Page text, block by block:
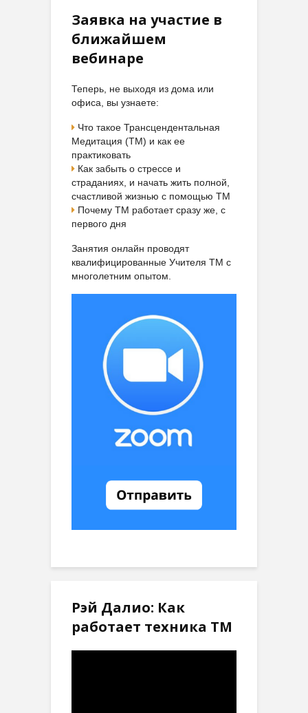
Заявка на участие в
ближайшем
вебинаре
Теперь, не выходя из дома или
офиса, вы узнаете:
Что такое Трансцендентальная
Медитация (ТМ) и как ее
практиковать
Как забыть о стрессе и
страданиях, и начать жить полной,
счастливой жизнью с помощью ТМ
Почему ТМ работает сразу же, с
первого дня
Занятия онлайн проводят
квалифицированные Учителя ТМ с
многолетним опытом.
Рэй Далио: Как
работает техника ТМ